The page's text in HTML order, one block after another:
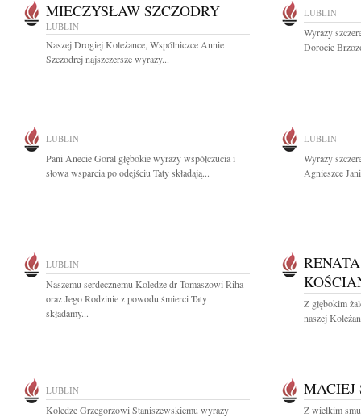
MIECZYSŁAW SZCZODRY
LUBLIN
Naszej Drogiej Koleżance, Wspólniczce Annie
Szczodrej najszczersze wyrazy...
LUBLIN
Wyrazy
Dorocie
LUBLIN
Pani Anecie Goral głębokie wyrazy współczucia i
słowa wsparcia po odejściu Taty składają...
LUBLIN
Wyrazy
Agnieszce
LUBLIN
Naszemu serdecznemu Koledze dr Tomaszowi Riha
oraz Jego Rodzinie z powodu śmierci Taty
składamy...
Z głębokim
naszej
LUBLIN
Koledze Grzegorzowi Staniszewskiemu wyrazy
MACIEJ
Z wielkim